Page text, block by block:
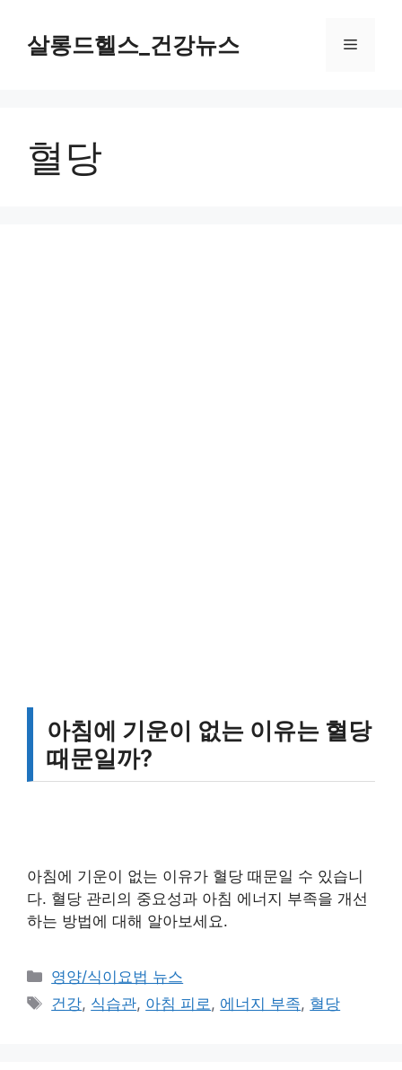
살롱드헬스_건강뉴스 메
혈당
아침에 기운이 없는 이유는 혈당
때문일까?
아침에 기운이 없는 이유가 혈당 때문일 수 있습니
다. 혈당 관리의 중요성과 아침 에너지 부족을 개선
하는 방법에 대해 알아보세요.
카
테
영양/식이요법 뉴스
태
건강, 식습관, 아침 피로, 에너지 부족, 혈당